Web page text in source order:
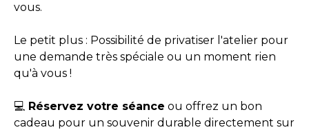
vous.
​Le petit plus : Possibilité de privatiser l'atelier pour
une demande très spéciale ou un moment rien
qu'à vous !
​💻 Réservez votre séance ou offrez un bon
cadeau pour un souvenir durable directement sur